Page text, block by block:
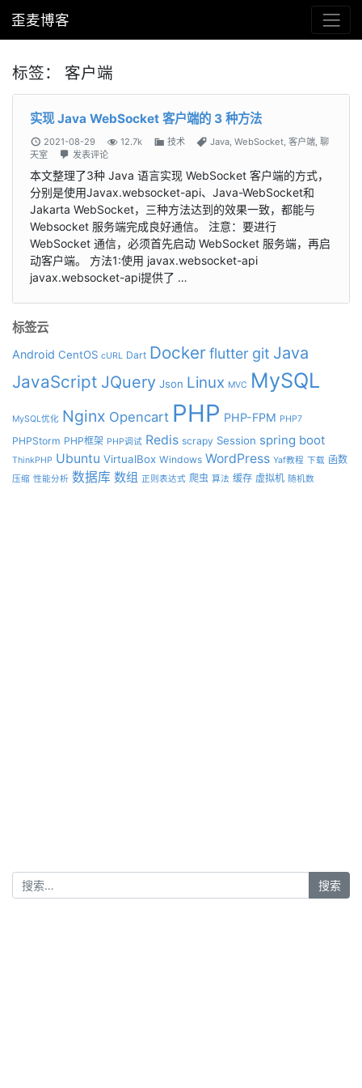
歪麦博客
标签： 客户端
实现 Java WebSocket 客户端的 3 种方法
2021-08-29 12.7k 技术 Java WebSocket 客户端 聊
天室
发表评论
本文整理了3种 Java 语言实现 WebSocket 客户端的方式，
分别是使用Javax.websocket-api、Java-WebSocket和
Jakarta WebSocket，三种方法达到的效果一致，都能与
Websocket 服务端完成良好通信。 注意：要进行
WebSocket 通信，必须首先启动 WebSocket 服务端，再启
动客户端。 方法1:使用 javax.websocket-api
javax.websocket-api提供了 …
标签云
Android CentOS cURL Dart Dockerflutter git Java
JavaScript JQuery Json Linux MVC MySQL
MySQL优化 Nginx Opencart PHP PHP-FPM PHP7
PHPStorm PHP框架 PHP调试 Redis scrapy Session spring boot
ThinkPHP Ubuntu VirtualBox Windows WordPress Yaf教程 下载 函数
压缩 性能分析 数据库 数组 正则表达式 爬虫 算法 缓存 虚拟机 随机数